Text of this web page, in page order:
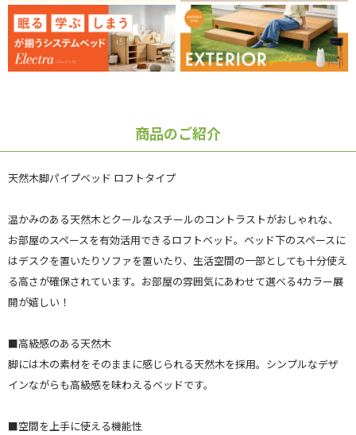
商品のご紹介
天然木脚パイプベッド ロフトタイプ
温かみのある天然木とクールなスチールのコントラストがおしゃれな、
お部屋のスペースを有効活用できるロフトベッド。ベッド下のスペースに
はデスクを置いたりソファを置いたり、生活空間の一部としても十分使え
る高さが確保されています。お部屋の雰囲気にあわせて選べる4カラー展
開が嬉しい！
■高級感のある天然木
脚には木の素材をそのままに感じられる天然木を採用。シンプルなデザ
インながらも高級感を味わえるベッドです。
■空間を上手に使える機能性